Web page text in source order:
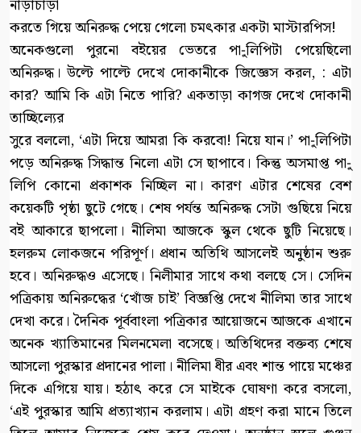
নাড়াচাড়া
করতে গিয়ে অনিরুদ্ধ পেয়ে গেলো চমৎকার একটা মাস্টারপিস!
অনেকগুলো পুরনো বইয়ের ভেতরে পা-ুলিপিটা পেয়েছিলো
অনিরুদ্ধ। উল্টে পাল্টে দেখে দোকানীকে জিজ্ঞেস করল, : এটা
কার? আমি কি এটা নিতে পারি? একতাড়া কাগজ দেখে দোকানী
তাচ্ছিল্যের
সুরে বললো, ‘এটা দিয়ে আমরা কি করবো! নিয়ে যান।’ পা-ুলিপিটা
পড়ে অনিরুদ্ধ সিদ্ধান্ত নিলো এটা সে ছাপাবে। কিন্তু অসমাপ্ত পা-ু
লিপি কোনো প্রকাশক নিচ্ছিল না। কারণ এটার শেষের বেশ
কয়েকটি পৃষ্ঠা ছুটে গেছে। শেষ পর্যন্ত অনিরুদ্ধ সেটা গুছিয়ে নিয়ে
বই আকারে ছাপলো। নীলিমা আজকে স্কুল থেকে ছুটি নিয়েছে।
হলরুম লোকজনে পরিপূর্ণ। প্রধান অতিথি আসলেই অনুষ্ঠান শুরু
হবে। অনিরুদ্ধও এসেছে। নিলীমার সাথে কথা বলছে সে। সেদিন
পত্রিকায় অনিরুদ্ধের ‘খোঁজ চাই’ বিজ্ঞপ্তি দেখে নীলিমা তার সাথে
দেখা করে। দৈনিক পূর্ববাংলা পত্রিকার আয়োজনে আজকে এখানে
অনেক খ্যাতিমানের মিলনমেলা বসেছে। অতিথিদের বক্তব্য শেষে
আসলো পুরস্কার প্রদানের পালা। নীলিমা ধীর এবং শান্ত পায়ে মঞ্চের
দিকে এগিয়ে যায়। হঠাৎ করে সে মাইকে ঘোষণা করে বসলো,
‘এই পুরস্কার আমি প্রত্যাখ্যান করলাম। এটা গ্রহণ করা মানে তিলে